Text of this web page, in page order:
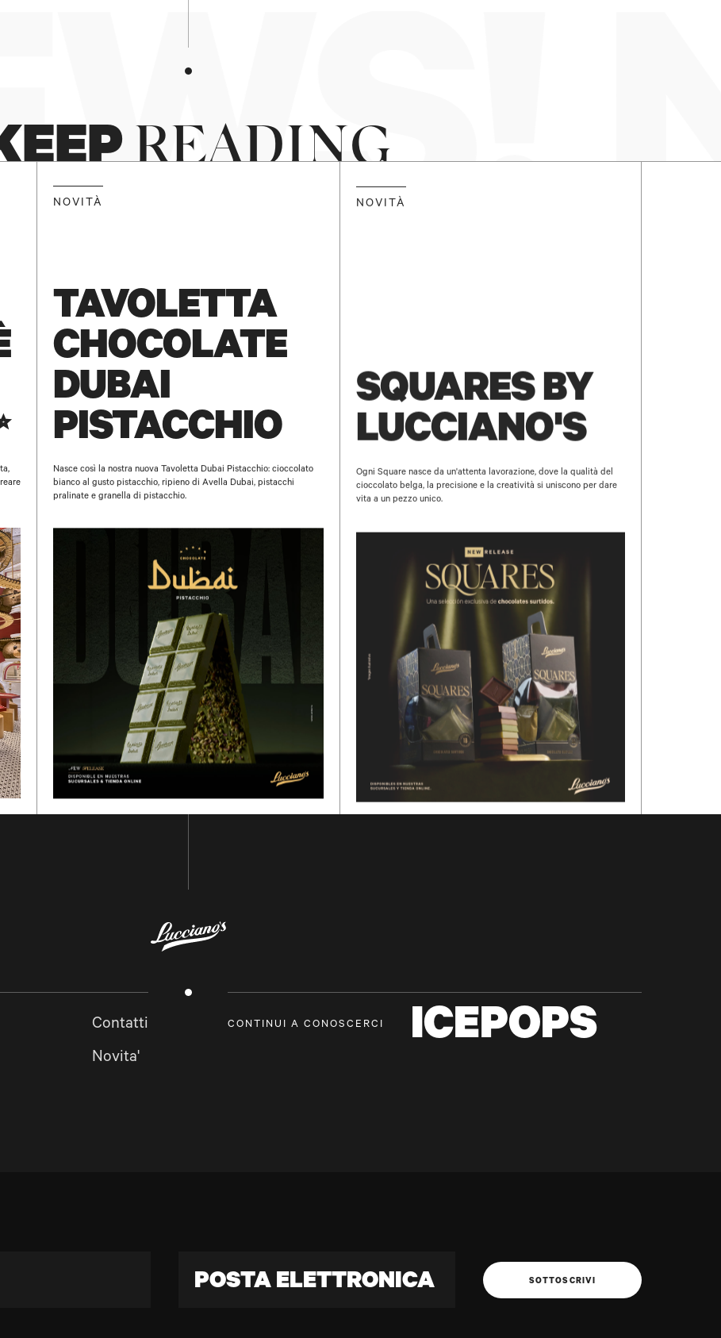
POSTA ELETTRONICA
SOTTOSCRIVI
READING
NOVITÀ
TAVOLETTA
CHOCOLATE
DUBAI
PISTACCHIO
Nasce così la nostra nuova Tavoletta Dubai Pistacchio: cioccolato
bianco al gusto pistacchio, ripieno di Avella Dubai, pistacchi
pralinate e granella di pistacchio.
NOVITÀ
SQUARES BY
LUCCIANO'S
Ogni Square nasce da un'attenta lavorazione, dove la qualità del
cioccolato belga, la precisione e la creatività si uniscono per dare
vita a un pezzo unico.
Contatti
Novita'
CONTINUI A CONOSCERCI ICEPOPS
POSTA ELETTRONICA SOTTOSCRIVI